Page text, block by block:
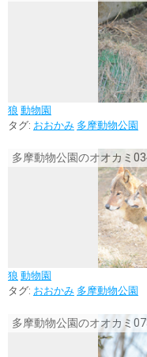
狼 動物園
タグ: おおかみ 多摩動物公園
多摩動物公園のオオカミ
狼 動物園
タグ: おおかみ 多摩動物公園
多摩動物公園のオオカミ